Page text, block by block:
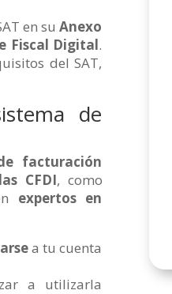
en suAnexo
Fiscal Digital.
del SAT,
de
facturación
CFDI, como
expertos en
a tu cuenta
a utilizarla